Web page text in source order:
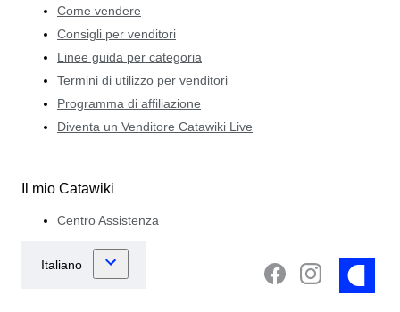
Come vendere
Consigli per venditori
Linee guida per categoria
Termini di utilizzo per venditori
Programma di affiliazione
Diventa un Venditore Catawiki Live
Il mio Catawiki
Centro Assistenza